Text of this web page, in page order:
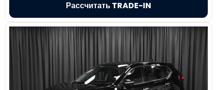
Рассчитать TRADE-IN